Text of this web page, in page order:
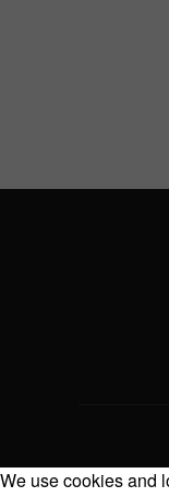
We use cookies and